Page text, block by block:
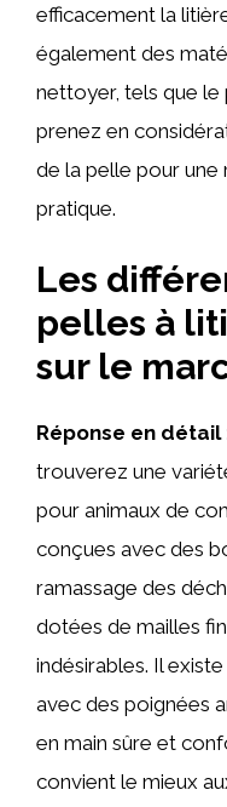
efficacement la
également des
nettoyer, tels que le
prenez en
de la pelle pour
pratique.
Les
pelles à
sur le
Réponse en détail
trouverez une
pour animaux de
conçues avec des
ramassage des
dotées de mailles
indésirables. Il
avec des poignées
en main sûre et
convient le mieux